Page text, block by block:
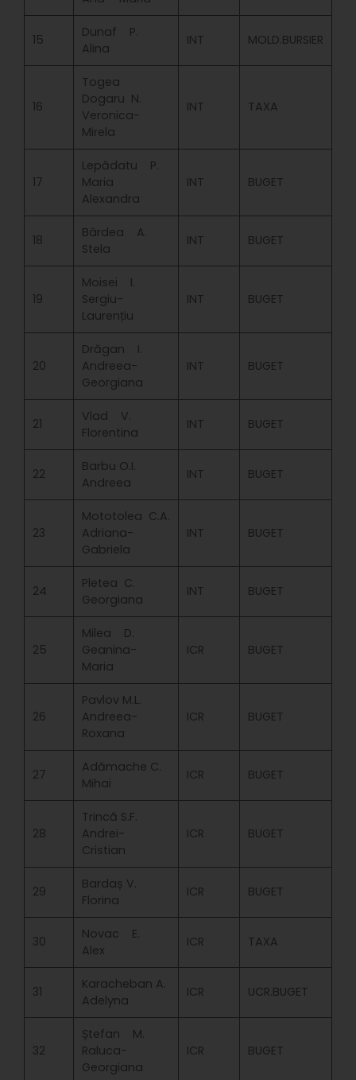
15
Dunaf P.
Alina
INT MOLD.BURSIER
16
Togea
Dogaru N.
Veronica-
Mirela
INT TAXA
17
Lepădatu P.
Maria
Alexandra
INT BUGET
18
Bârdea A.
Stela
INT BUGET
19
Moisei I.
Sergiu-
Laurențiu
INT BUGET
20
Drăgan I.
Andreea-
Georgiana
INT BUGET
21
Vlad V.
Florentina
INT BUGET
22
Barbu O.I.
Andreea
INT BUGET
23
Mototolea C.A.
Adriana-
Gabriela
INT BUGET
24
Pletea C.
Georgiana
INT BUGET
25
Milea D.
Geanina-
Maria
ICR BUGET
26
Pavlov M.L.
Andreea-
Roxana
ICR BUGET
27
Adămache C.
Mihai
ICR BUGET
28
Trincă S.F.
Andrei-
Cristian
ICR BUGET
29
Bardaș V.
Florina
ICR BUGET
30
Novac E.
Alex
ICR TAXA
31
Karacheban A.
Adelyna
ICR UCR.BUGET
32
Ștefan M.
Raluca-
Georgiana
ICR BUGET